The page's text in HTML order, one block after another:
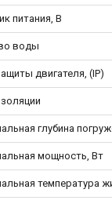
питания, В
воды
двигателя, (IP)
глубина
мощность, Вт
температура